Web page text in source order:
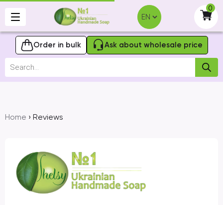
Skip
0
-
Order in bulk Ask about wholesale price
Products
search
Home › Reviews